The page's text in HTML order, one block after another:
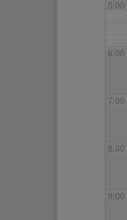
5:00
6:00
7:00
8:00
9:00